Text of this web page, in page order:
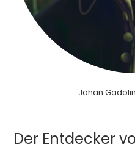
Johan
Der Entdecker